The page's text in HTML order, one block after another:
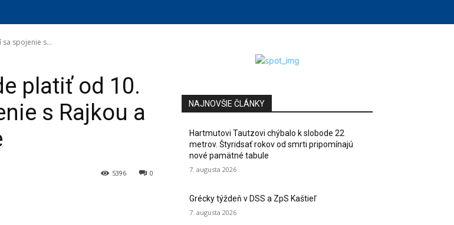
spojenie s...
platiť od 10.
s Rajkou a
0
5396
NAJNOVŠIE ČLÁNKY
Hartmutovi Tautzovi chýbalo k slobode 22
metrov. Štyridsať rokov od smrti pripomínajú
nové pamätné tabule
7. augusta 2026
Grécky týždeň v DSS a ZpS Kaštieľ
7. augusta 2026